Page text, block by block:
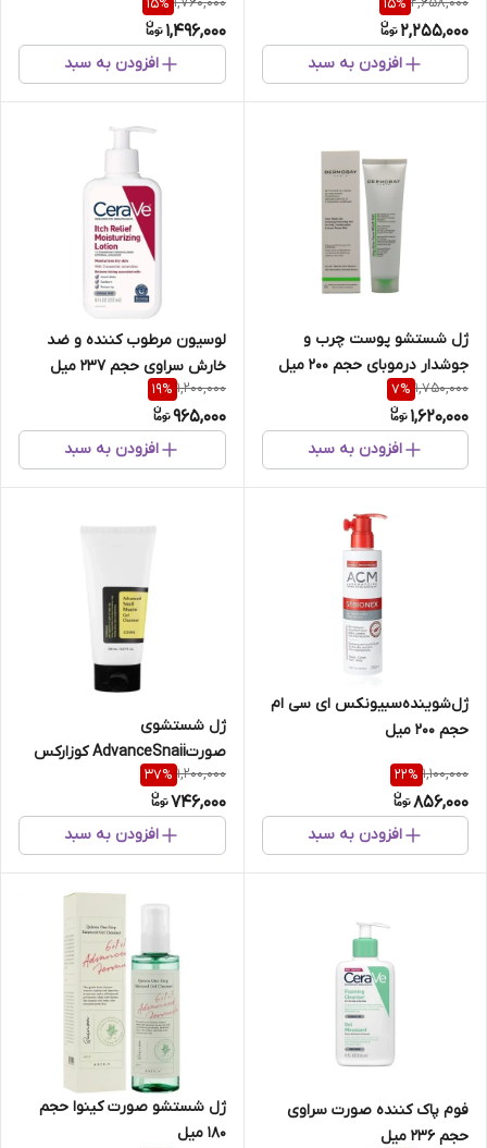
2,255,000
افزودن به سبد
حجم 150 میل
1,496,000
افزودن به سبد
ژل شستشو پوست چرب و
جوشدار درموبای حجم 200 میل
1,750,000
7%
1,620,000
افزودن به سبد
لوسیون مرطوب کننده و ضد
خارش سراوی حجم 237 میل
1,200,000
19%
965,000
افزودن به سبد
ژل‌شوینده‌سبیونکس ای سی ام
حجم 200 میل
1,100,000
22%
856,000
افزودن به سبد
ژل‌ شستشوی‌
صورت‌AdvanceSnaii کوزارکس
حجم150 میل
1,200,000
37%
746,000
افزودن به سبد
فوم پاک کننده صورت سراوی
حجم 236 میل
ژل‌ شستشو صورت‌ کینوا حجم
180 میل